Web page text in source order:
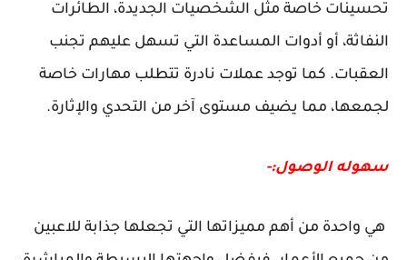
تحسينات خاصة مثل الشخصيات الجديدة، الطائرات
النفاثة، أو أدوات المساعدة التي تسهل عليهم تجنب
العقبات. كما توجد عملات نادرة تتطلب مهارات خاصة
لجمعها، مما يضيف مستوى آخر من التحدي والإثارة.
سهوله الوصول:-
هي واحدة من أهم مميزاتها التي تجعلها جذابة للاعبين